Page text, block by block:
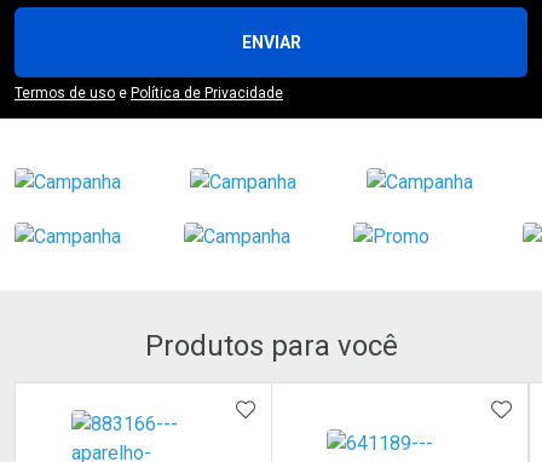
ENVIAR
Termos de uso e Política de Privacidade
Produtos para você
ADICIONAR AOS FAVORITOS